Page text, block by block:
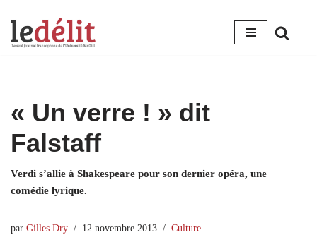
Aller
« Un verre ! » dit
Falstaff
Verdi s’allie à Shakespeare pour son dernier opéra, une
comédie lyrique.
par Gilles Dry 12 novembre 2013 Culture